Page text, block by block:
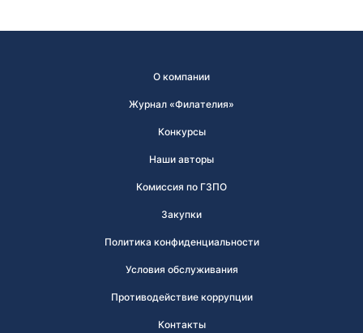
О компании
Журнал «Филателия»
Конкурсы
Наши авторы
Комиссия по ГЗПО
Закупки
Политика конфиденциальности
Условия обслуживания
Противодействие коррупции
Контакты